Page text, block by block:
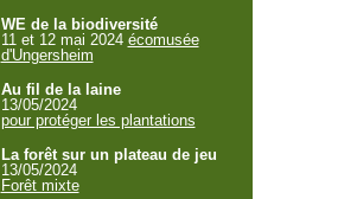
WE de la biodiversité
11 et 12 mai 2024 écomusée
d'Ungersheim
Au fil de la laine
13/05/2024
pour protéger les plantations
La forêt sur un plateau de jeu
13/05/2024
Forêt mixte